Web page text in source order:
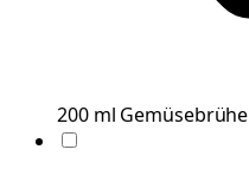
200 ml Gemüsebrühe